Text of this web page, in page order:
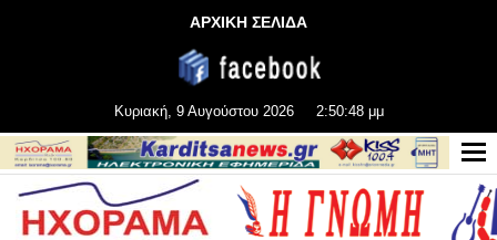
ΑΡΧΙΚΗ ΣΕΛΙΔΑ
Κυριακή, 9 Αυγούστου 2026 2:50:49 μμ